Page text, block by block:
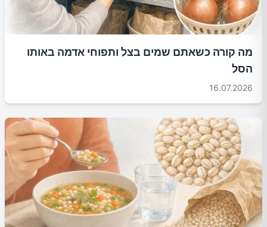
מה קורה כשאתם שמים בצל ותפוחי אדמה באותו
הסל
16.07.2026